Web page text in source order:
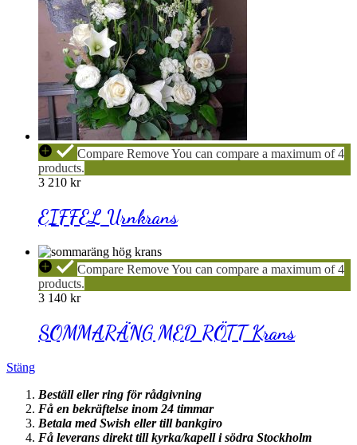
EIFFEL
Urnkrans
CompareRemoveYou can compare a maximum of 4
products.
3 210 kr
EIFFEL Urnkrans
SOMMARÄNG
MED
RÖTT
CompareRemoveYou can compare a maximum of 4
products.
3 140 kr
SOMMARÄNG MED RÖTT Krans
Stäng
Beställ eller ring för rådgivning
Få en bekräftelse inom 24 timmar
Betala med Swish eller till bankgiro
Få leverans direkt till kyrka/kapell i södra Stockholm